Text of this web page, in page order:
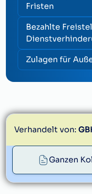
Fristen
Bezahlte
Zulagen für
Ganzen
Verhandelt von: